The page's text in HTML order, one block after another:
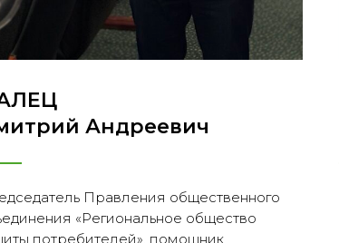
Андреевич
Правления общественного
«Региональное общество
потребителей», помощник